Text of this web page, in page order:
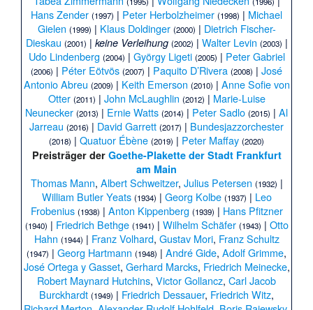
Hans Zender (1997) | Peter Herbolzheimer (1998) | Michael
Gielen (1999) | Klaus Doldinger (2000) | Dietrich Fischer-
Dieskau (2001) | keine Verleihung (2002) | Walter Levin (2003) |
Udo Lindenberg (2004) | György Ligeti (2005) | Peter Gabriel
(2006) | Péter Eötvös (2007) | Paquito D’Rivera (2008) | José
Antonio Abreu (2009) | Keith Emerson (2010) | Anne Sofie von
Otter (2011) | John McLaughlin (2012) | Marie-Luise
Neunecker (2013) | Ernie Watts (2014) | Peter Sadlo (2015) | Al
Jarreau (2016) | David Garrett (2017) | Bundesjazzorchester
(2018) | Quatuor Ébène (2019) | Peter Maffay (2020)
Preisträger der Goethe-Plakette der Stadt Frankfurt
am Main
Thomas Mann, Albert Schweitzer, Julius Petersen (1932) |
William Butler Yeats (1934) | Georg Kolbe (1937) | Leo
Frobenius (1938) | Anton Kippenberg (1939) | Hans Pfitzner
(1940) | Friedrich Bethge (1941) | Wilhelm Schäfer (1943) | Otto
Hahn (1944) | Franz Volhard, Gustav Mori, Franz Schultz
(1947) | Georg Hartmann (1948) | André Gide, Adolf Grimme,
José Ortega y Gasset, Gerhard Marcks, Friedrich Meinecke,
Robert Maynard Hutchins, Victor Gollancz, Carl Jacob
Burckhardt (1949) | Friedrich Dessauer, Friedrich Witz,